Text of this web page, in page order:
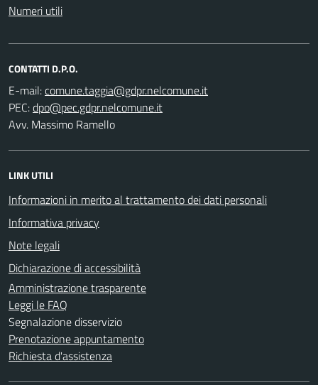
Numeri utili
CONTATTI D.P.O.
E-mail:
PEC:
Avv. Massimo Ramello
LINK UTILI
Informazioni in merito al trattamento dei dati personali
Informativa privacy
Note legali
Dichiarazione di accessibilità
Amministrazione trasparente
Leggi le FAQ
Segnalazione disservizio
Prenotazione appuntamento
Richiesta d'assistenza